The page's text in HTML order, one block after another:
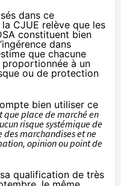
dans ce
la CJUE relève que les
constituent bien
dans
que chacune
proportionnée à un
ou de protection
bien utiliser ce
que place de marché en
risque systémique de
des marchandises et ne
opinion ou point de
qualification de très